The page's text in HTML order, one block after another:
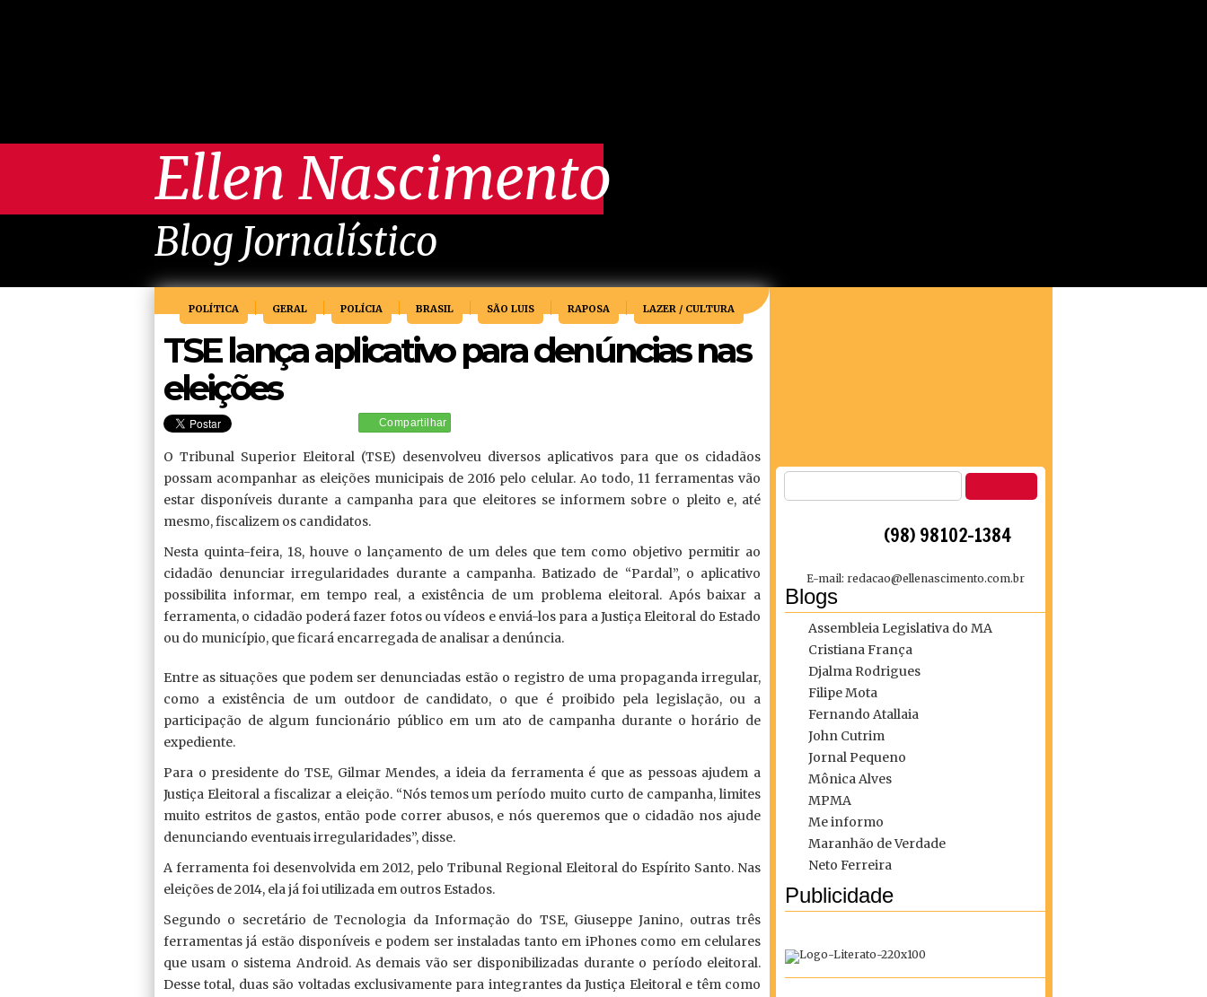
Ellen Nascimento
Blog Jornalístico
(98) 98102-1384
E-mail: redacao@ellenascimento.com.br
Blogs
Assembleia Legislativa do MA
Cristiana França
Djalma Rodrigues
Filipe Mota
Fernando Atallaia
John Cutrim
Jornal Pequeno
Mônica Alves
MPMA
Me informo
Maranhão de Verdade
Neto Ferreira
Publicidade
POLÍTICA GERAL POLÍCIA BRASIL SÃO LUIS RAPOSA LAZER / CULTURA
TSE lança aplicativo para denúncias nas
eleições
Compartilhar
O Tribunal Superior Eleitoral (TSE) desenvolveu diversos aplicativos para que os cidadãos
possam acompanhar as eleições municipais de 2016 pelo celular. Ao todo, 11 ferramentas vão
estar disponíveis durante a campanha para que eleitores se informem sobre o pleito e, até
mesmo, fiscalizem os candidatos.
Nesta quinta-feira, 18, houve o lançamento de um deles que tem como objetivo permitir ao
cidadão denunciar irregularidades durante a campanha. Batizado de “Pardal”, o aplicativo
possibilita informar, em tempo real, a existência de um problema eleitoral. Após baixar a
ferramenta, o cidadão poderá fazer fotos ou vídeos e enviá-los para a Justiça Eleitoral do Estado
ou do município, que ficará encarregada de analisar a denúncia.
Entre as situações que podem ser denunciadas estão o registro de uma propaganda irregular,
como a existência de um outdoor de candidato, o que é proibido pela legislação, ou a
participação de algum funcionário público em um ato de campanha durante o horário de
expediente.
Para o presidente do TSE, Gilmar Mendes, a ideia da ferramenta é que as pessoas ajudem a
Justiça Eleitoral a fiscalizar a eleição. “Nós temos um período muito curto de campanha, limites
muito estritos de gastos, então pode correr abusos, e nós queremos que o cidadão nos ajude
denunciando eventuais irregularidades”, disse.
A ferramenta foi desenvolvida em 2012, pelo Tribunal Regional Eleitoral do Espírito Santo. Nas
eleições de 2014, ela já foi utilizada em outros Estados.
Segundo o secretário de Tecnologia da Informação do TSE, Giuseppe Janino, outras três
ferramentas já estão disponíveis e podem ser instaladas tanto em iPhones como em celulares
que usam o sistema Android. As demais vão ser disponibilizadas durante o período eleitoral.
Desse total, duas são voltadas exclusivamente para integrantes da Justiça Eleitoral e têm como